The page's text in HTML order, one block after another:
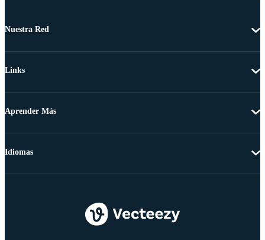
Nuestra Red
Links
Aprender Más
Idiomas